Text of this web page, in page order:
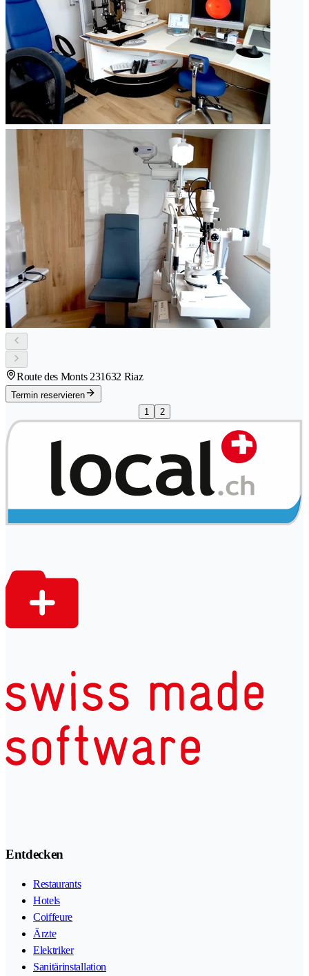
Route des Monts 231632 Riaz
Termin reservieren
1
2
Entdecken
Restaurants
Hotels
Coiffeure
Ärzte
Elektriker
Sanitärinstallation